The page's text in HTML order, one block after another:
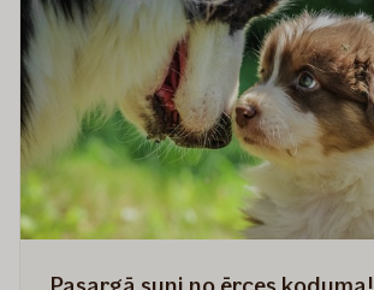
ziemas
laikā,
dodoties
pastaigā
ar
mājdzīvnieku?